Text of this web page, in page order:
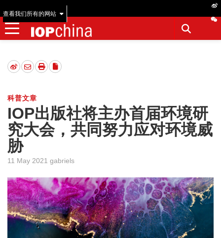
查看我们所有的网站
科普文章
IOP出版社将主办首届环境研
究大会，共同努力应对环境威
胁
11 May 2021 gabriels